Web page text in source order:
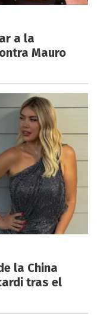
a la
Mauro
la China
tras el